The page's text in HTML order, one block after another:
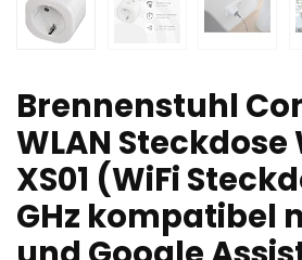
Brennenstuhl
WLAN Steckdose
XS01 (WiFi
GHz kompatibel